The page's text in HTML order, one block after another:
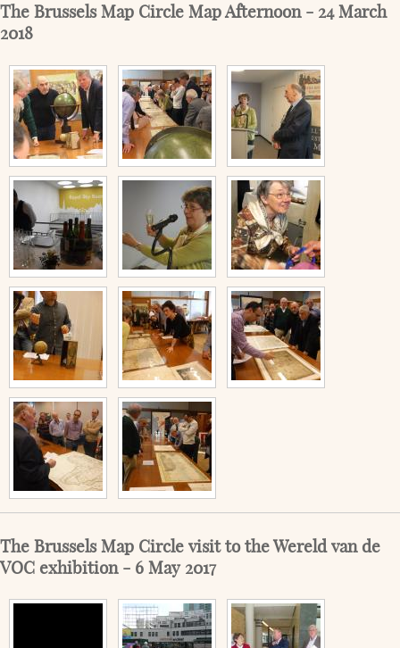
The Brussels Map Circle Map Afternoon - 24 March
2018
The Brussels Map Circle visit to the Wereld van de
VOC exhibition - 6 May 2017